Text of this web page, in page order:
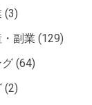
(3)
副業 (129)
(64)
(2)